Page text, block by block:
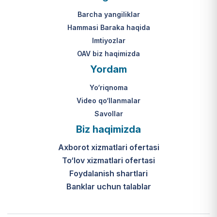
Mahkamasining 2024-yil 31-maydagi
313-son qarori.
yakuniy qaror qabul qilinishi 10 ish
kuni ichida amalga oshiriladi.
К какому виду помощи
относится услуга по
установке пандуса?
эта услуга входит в перечень
мер по адаптации жилищно-
бытовых условий лиц,
уходе, для создания
безбарьерной среды.
Barcha yangiliklar
Hammasi Baraka haqida
Imtiyozlar
OAV biz haqimizda
Yordam
Yo‘riqnoma
Video qo‘llanmalar
Savollar
Biz haqimizda
Axborot xizmatlari ofertasi
To‘lov xizmatlari ofertasi
Foydalanish shartlari
Banklar uchun talablar